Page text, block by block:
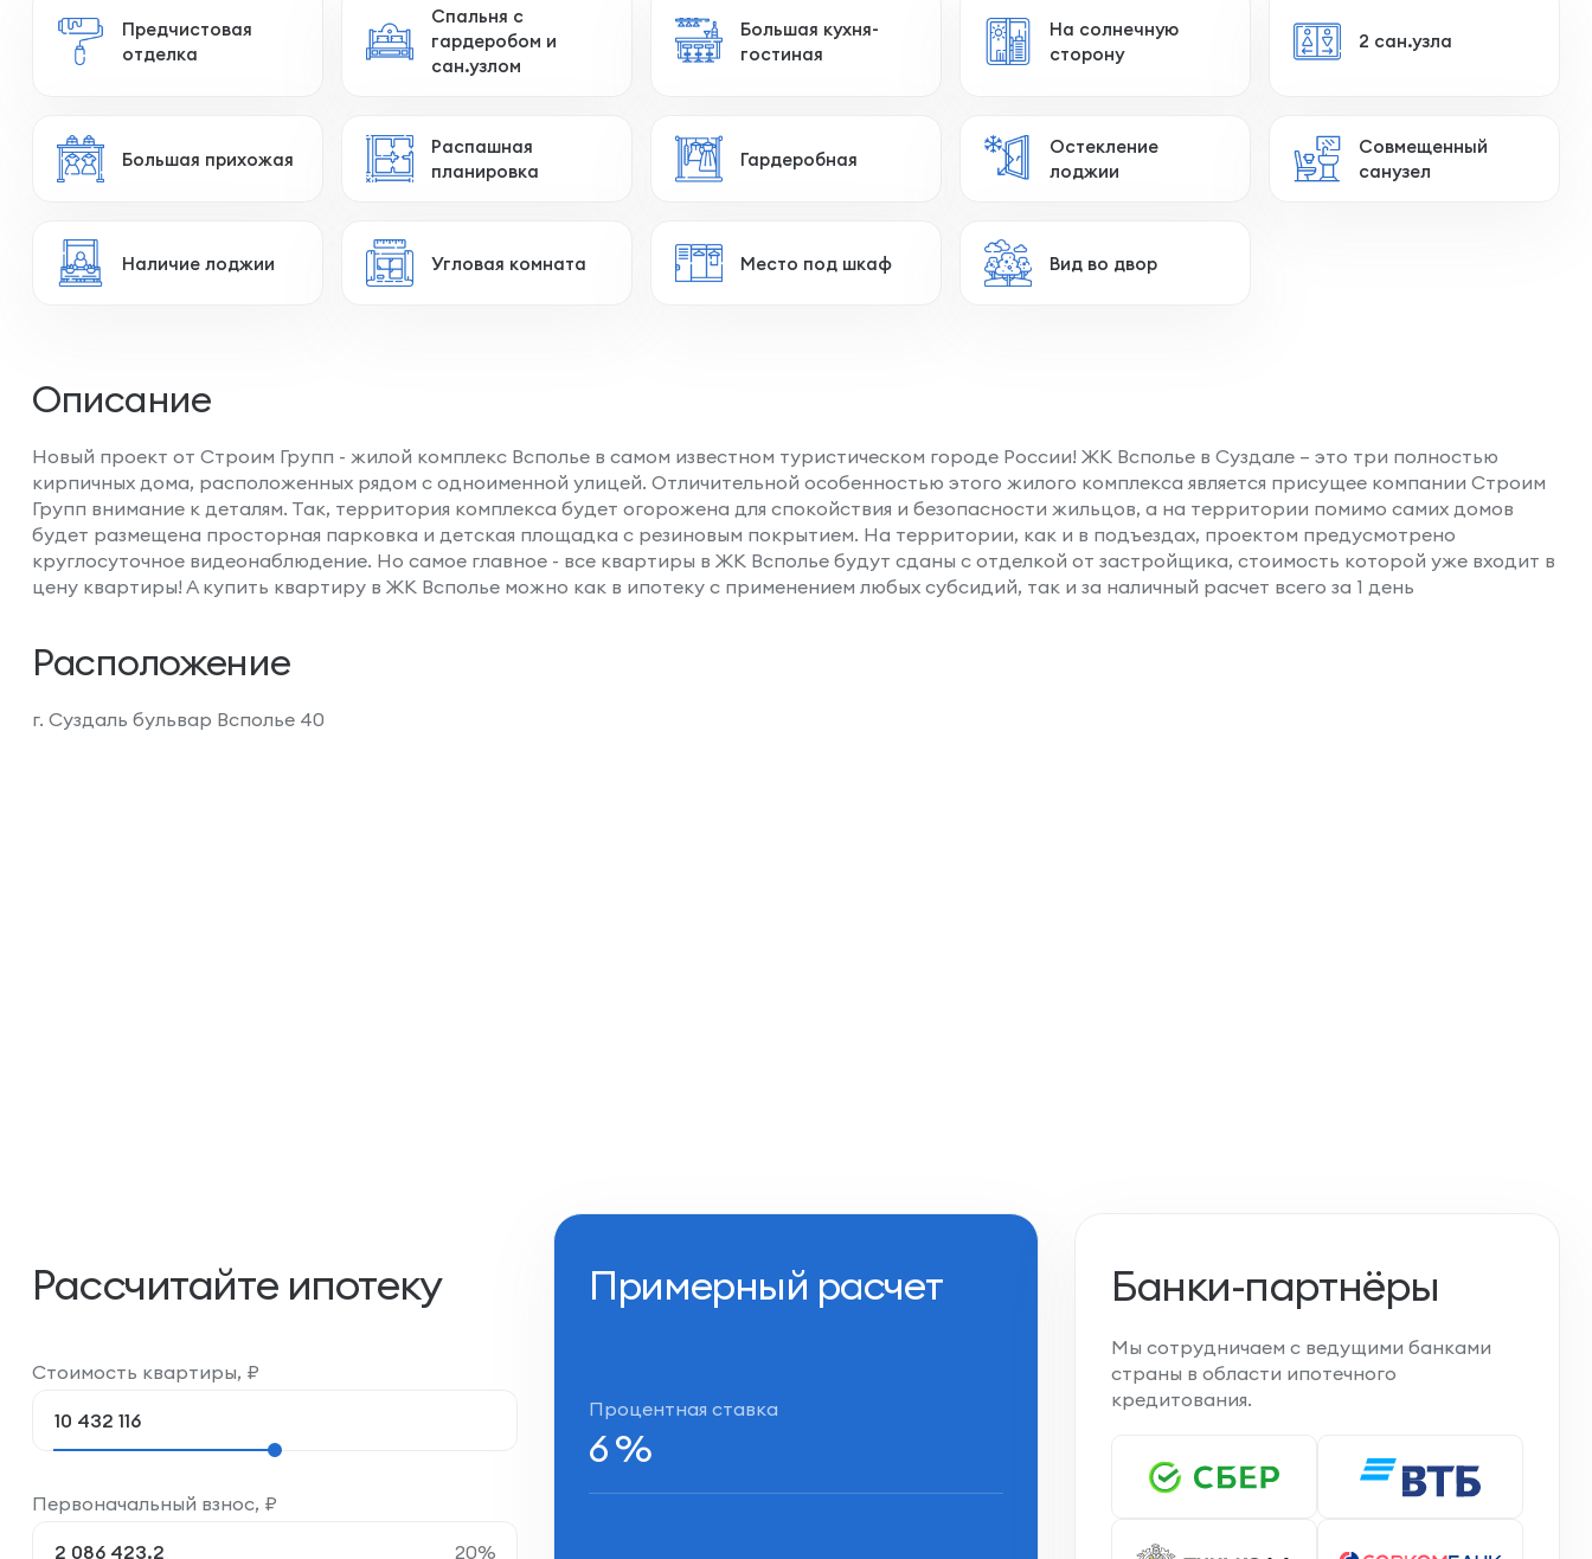
Предчистовая
отделка
Спальня с
гардеробом и
сан.узлом
Большая кухня-
гостиная
На солнечную
сторону
2 сан.узла
Большая прихожая
Распашная
планировка
Гардеробная
Остекление
лоджии
Совмещенный
санузел
Наличие лоджии Угловая комната Место под шкаф Вид во двор
Описание
Новый проект от Строим Групп - жилой комплекс Всполье в самом известном туристическом городе России! ЖК Всполье в Суздале – это три полностью
кирпичных дома, расположенных рядом с одноименной улицей. Отличительной особенностью этого жилого комплекса является присущее компании Строим
Групп внимание к деталям. Так, территория комплекса будет огорожена для спокойствия и безопасности жильцов, а на территории помимо самих домов
будет размещена просторная парковка и детская площадка с резиновым покрытием. На территории, как и в подъездах, проектом предусмотрено
круглосуточное видеонаблюдение. Но самое главное - все квартиры в ЖК Всполье будут сданы с отделкой от застройщика, стоимость которой уже входит в
цену квартиры! А купить квартиру в ЖК Всполье можно как в ипотеку с применением любых субсидий, так и за наличный расчет всего за 1 день
Расположение
г. Суздаль бульвар Всполье 40
Рассчитайте ипотеку
Стоимость квартиры, ₽
Первоначальный взнос, ₽
20%
Примерный расчет
Процентная ставка
6%
Банки-партнёры
Мы сотрудничаем с ведущими банками
страны в области ипотечного
кредитования.